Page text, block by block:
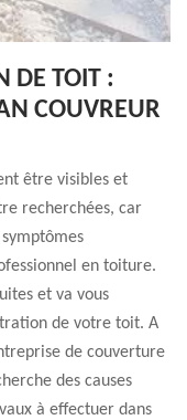
DE TOIT :
COUVREUR
être visibles et
recherchées, car
en toiture.
et va vous
de votre toit. A
de couverture
des causes
à effectuer dans